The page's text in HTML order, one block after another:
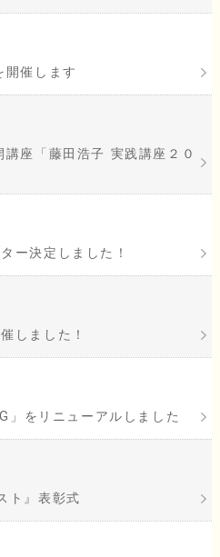
開催します
座「藤田浩子 実践講座２０
ー決定しました！
しました！
」をリニューアルしました
ト』表彰式